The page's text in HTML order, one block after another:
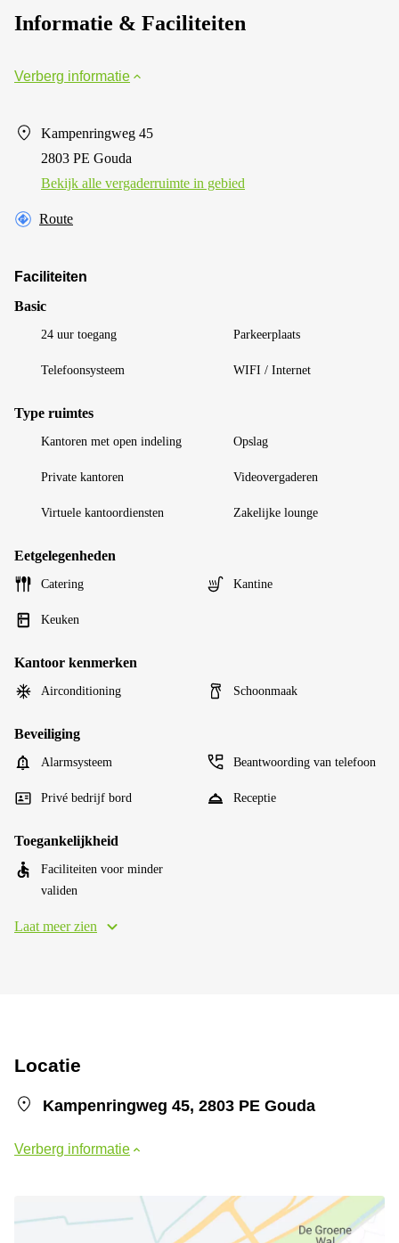
Informatie & Faciliteiten
Verberg informatie
Kampenringweg 45
2803 PE Gouda
Bekijk alle vergaderruimte in gebied
Route
Faciliteiten
Basic
24 uur toegang Parkeerplaats
Telefoonsysteem WIFI / Internet
Type ruimtes
Kantoren met open indeling Opslag
Private kantoren Videovergaderen
Virtuele kantoordiensten Zakelijke lounge
Eetgelegenheden
Catering Kantine
Keuken
Kantoor kenmerken
Airconditioning Schoonmaak
Beveiliging
Alarmsysteem Beantwoording van telefoon
Privé bedrijf bord Receptie
Toegankelijkheid
Faciliteiten voor minder
validen
Laat meer zien
Locatie
Kampenringweg 45, 2803 PE Gouda
Verberg informatie